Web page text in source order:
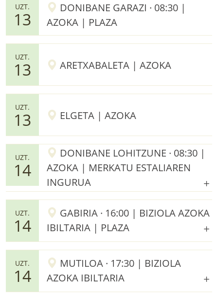
UZT.
13
DONIBANE GARAZI · 08:30 |
AZOKA | PLAZA
UZT.
13 ARETXABALETA | AZOKA
UZT.
13 ELGETA | AZOKA
UZT.
14
DONIBANE LOHITZUNE · 08:30 |
AZOKA | MERKATU ESTALIAREN
INGURUA
UZT.
14
GABIRIA · 16:00 | BIZIOLA AZOKA
IBILTARIA | PLAZA
UZT.
14
MUTILOA · 17:30 | BIZIOLA
AZOKA IBILTARIA